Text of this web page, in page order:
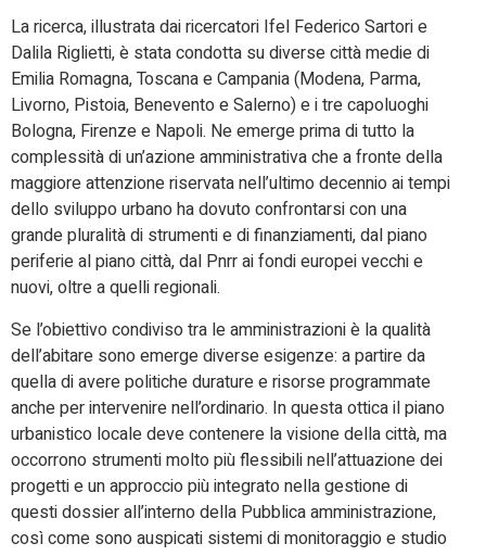
La ricerca, illustrata dai ricercatori Ifel Federico Sartori e
Dalila Riglietti, è stata condotta su diverse città medie di
Emilia Romagna, Toscana e Campania (Modena, Parma,
Livorno, Pistoia, Benevento e Salerno) e i tre capoluoghi
Bologna, Firenze e Napoli. Ne emerge prima di tutto la
complessità di un’azione amministrativa che a fronte della
maggiore attenzione riservata nell’ultimo decennio ai tempi
dello sviluppo urbano ha dovuto confrontarsi con una
grande pluralità di strumenti e di finanziamenti, dal piano
periferie al piano città, dal Pnrr ai fondi europei vecchi e
nuovi, oltre a quelli regionali.
Se l’obiettivo condiviso tra le amministrazioni è la qualità
dell’abitare sono emerge diverse esigenze: a partire da
quella di avere politiche durature e risorse programmate
anche per intervenire nell’ordinario. In questa ottica il piano
urbanistico locale deve contenere la visione della città, ma
occorrono strumenti molto più flessibili nell’attuazione dei
progetti e un approccio più integrato nella gestione di
questi dossier all’interno della Pubblica amministrazione,
così come sono auspicati sistemi di monitoraggio e studio